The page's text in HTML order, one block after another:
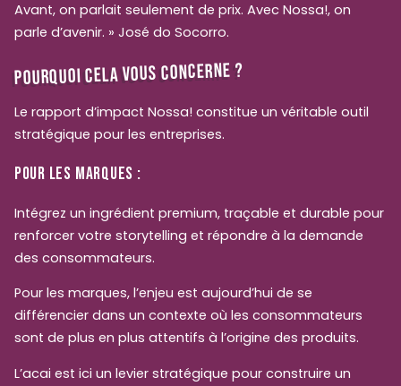
Avant, on parlait seulement de prix. Avec Nossa!, on
parle d’avenir. » José do Socorro.
POURQUOI CELA VOUS CONCERNE ?
Le rapport d’impact Nossa! constitue un véritable outil
stratégique pour les entreprises.
POUR LES MARQUES :
Intégrez un ingrédient premium, traçable et durable pour
renforcer votre storytelling et répondre à la demande
des consommateurs.
Pour les marques, l’enjeu est aujourd’hui de se
différencier dans un contexte où les consommateurs
sont de plus en plus attentifs à l’origine des produits.
L’acai est ici un levier stratégique pour construire un